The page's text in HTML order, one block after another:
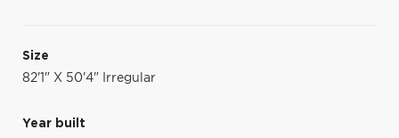
Size
82'1" X 50'4" Irregular
Year built